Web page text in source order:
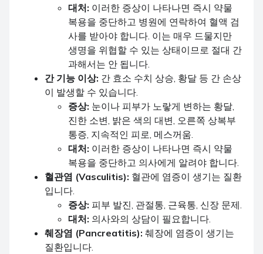
대처: 이러한 증상이 나타나면 즉시 약물
복용을 중단하고 병원에 연락하여 혈액 검
사를 받아야 합니다. 이는 매우 드물지만
생명을 위협할 수 있는 상태이므로 절대 간
과해서는 안 됩니다.
간 기능 이상: 간 효소 수치 상승, 황달 등 간 손상
이 발생할 수 있습니다.
증상: 눈이나 피부가 노랗게 변하는 황달,
진한 소변, 밝은 색의 대변, 오른쪽 상복부
통증, 지속적인 피로, 메스꺼움.
대처: 이러한 증상이 나타나면 즉시 약물
복용을 중단하고 의사에게 알려야 합니다.
혈관염 (Vasculitis): 혈관에 염증이 생기는 질환
입니다.
증상: 피부 발진, 관절통, 근육통, 신장 문제.
대처: 의사와의 상담이 필요합니다.
췌장염 (Pancreatitis): 췌장에 염증이 생기는
질환입니다.